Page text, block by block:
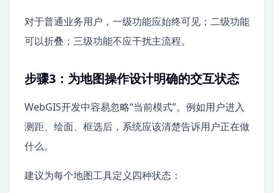
对于普通业务用户，一级功能应始终可见；二级功能
可以折叠；三级功能不应干扰主流程。
步骤3：为地图操作设计明确的交互状态
WebGIS开发中容易忽略“当前模式”。例如用户进入
测距、绘面、框选后，系统应该清楚告诉用户正在做
什么。
建议为每个地图工具定义四种状态：